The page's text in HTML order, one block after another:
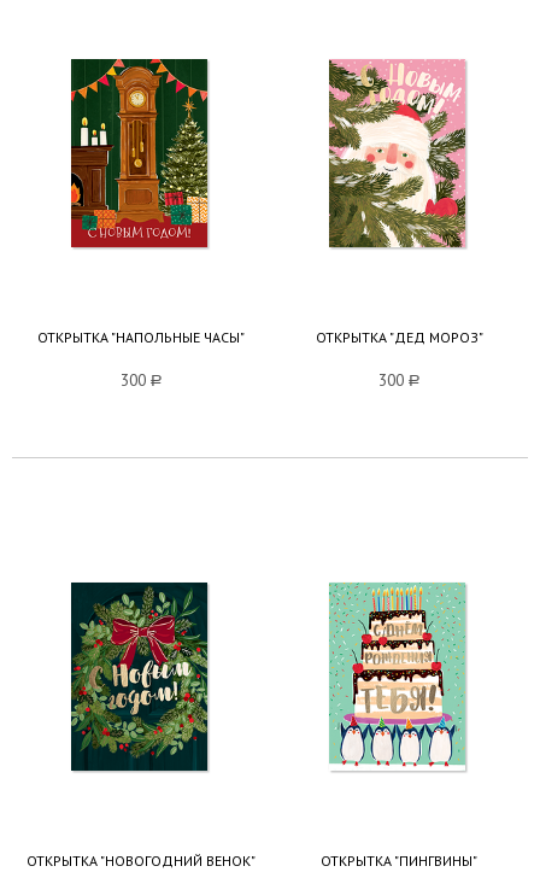
ОТКРЫТКА "НАПОЛЬНЫЕ ЧАСЫ"
300 a
ОТКРЫТКА "ДЕД МОРОЗ"
300 a
ОТКРЫТКА "НОВОГОДНИЙ ВЕНОК" ОТКРЫТКА "ПИНГВИНЫ"